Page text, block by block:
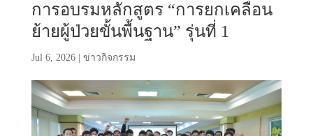
การอบรมหลักสูตร “การยกเคลื่อน
ย้ายผู้ป่วยขั้นพื้นฐาน” รุ่นที่ 1
Jul 6, 2026| ข่าวกิจกรรม